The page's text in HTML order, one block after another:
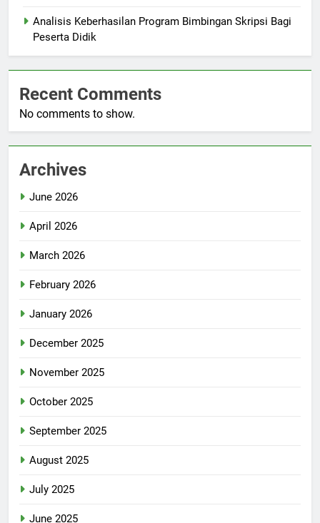
Analisis Keberhasilan Program Bimbingan Skripsi Bagi
Peserta Didik
Recent Comments
No comments to show.
Archives
June 2026
April 2026
March 2026
February 2026
January 2026
December 2025
November 2025
October 2025
September 2025
August 2025
July 2025
June 2025